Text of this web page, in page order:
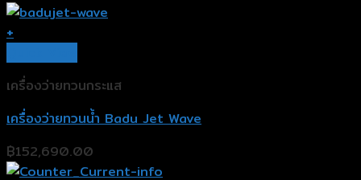
+
เครื่องว่ายทวนกระแส
เครื่องว่ายทวนน้ำ Badu Jet Wave
฿152,690.00